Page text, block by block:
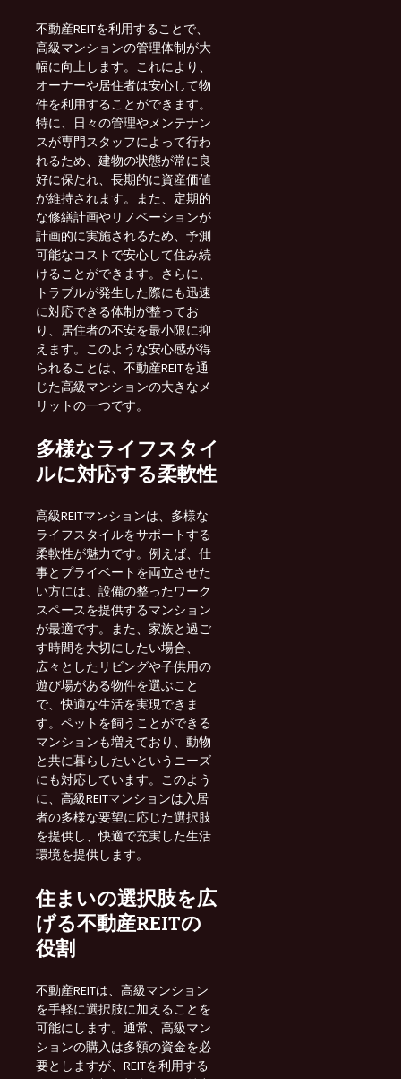
不動産REITを利用することで、
高級マンションの管理体制が大
幅に向上します。これにより、
オーナーや居住者は安心して物
件を利用することができます。
特に、日々の管理やメンテナン
スが専門スタッフによって行わ
れるため、建物の状態が常に良
好に保たれ、長期的に資産価値
が維持されます。また、定期的
な修繕計画やリノベーションが
計画的に実施されるため、予測
可能なコストで安心して住み続
けることができます。さらに、
トラブルが発生した際にも迅速
に対応できる体制が整ってお
り、居住者の不安を最小限に抑
えます。このような安心感が得
られることは、不動産REITを通
じた高級マンションの大きなメ
リットの一つです。
多様なライフスタイ
ルに対応する柔軟性
高級REITマンションは、多様な
ライフスタイルをサポートする
柔軟性が魅力です。例えば、仕
事とプライベートを両立させた
い方には、設備の整ったワーク
スペースを提供するマンション
が最適です。また、家族と過ご
す時間を大切にしたい場合、
広々としたリビングや子供用の
遊び場がある物件を選ぶこと
で、快適な生活を実現できま
す。ペットを飼うことができる
マンションも増えており、動物
と共に暮らしたいというニーズ
にも対応しています。このよう
に、高級REITマンションは入居
者の多様な要望に応じた選択肢
を提供し、快適で充実した生活
環境を提供します。
住まいの選択肢を広
げる不動産REITの
役割
不動産REITは、高級マンション
を手軽に選択肢に加えることを
可能にします。通常、高級マン
ションの購入は多額の資金を必
要としますが、REITを利用する